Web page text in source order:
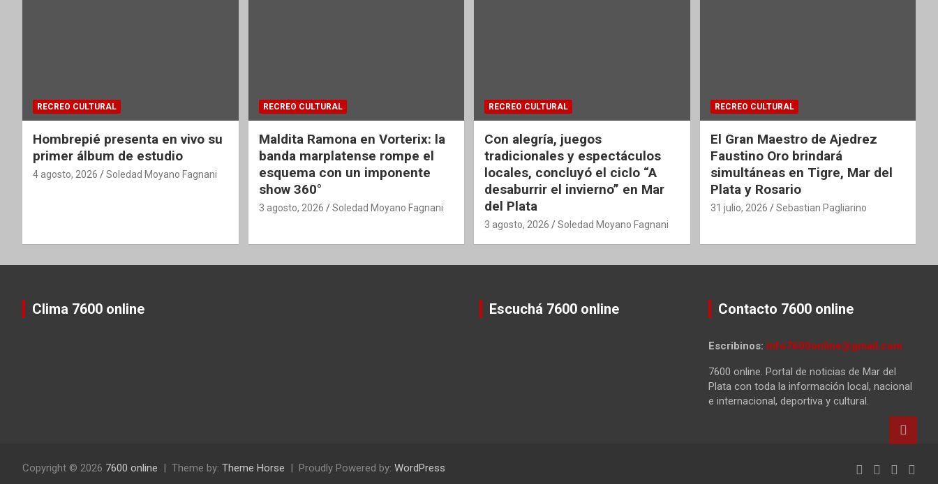
RECREO CULTURAL
Hombrepié presenta en vivo su
primer álbum de estudio
4 agosto, 2026 Soledad Moyano Fagnani
RECREO CULTURAL
Maldita Ramona en Vorterix: la
banda marplatense rompe el
esquema con un imponente
show 360°
3 agosto, 2026 Soledad Moyano Fagnani
RECREO CULTURAL
Con alegría, juegos
tradicionales y espectáculos
locales, concluyó el ciclo “A
desaburrir el invierno” en Mar
del Plata
3 agosto, 2026 Soledad Moyano Fagnani
RECREO CULTURAL
El Gran Maestro de Ajedrez
Faustino Oro brindará
simultáneas en Tigre, Mar del
Plata y Rosario
31 julio, 2026 Sebastian Pagliarino
Clima 7600 online Escuchá 7600 online Contacto 7600 online
Escribinos: info7600online@gmail.com
7600 online. Portal de noticias de Mar del
Plata con toda la información local, nacional
e internacional, deportiva y cultural.
Copyright © 2026 7600 online Theme by: Theme Horse Proudly Powered by: WordPress